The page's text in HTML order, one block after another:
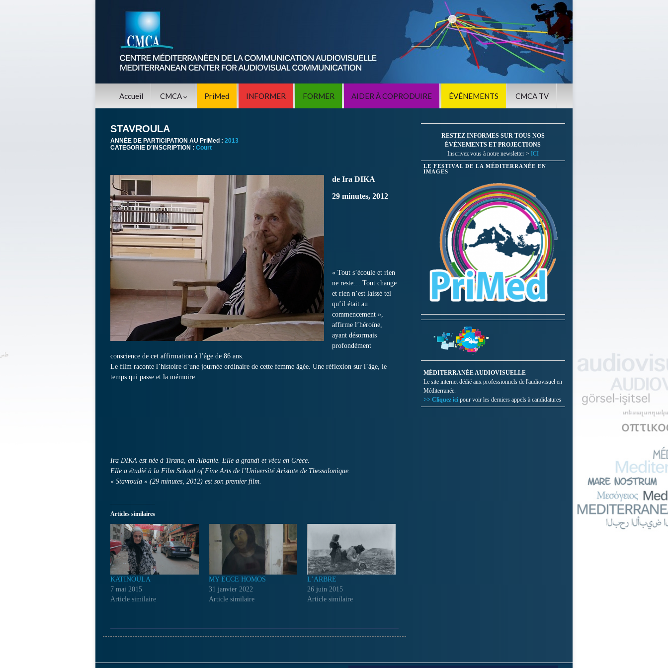
Accueil CMCA PriMed INFORMER FORMER AIDER À COPRODUIRE ÉVÉNEMENTS CMCA TV
STAVROULA
ANNÈE DE PARTICIPATION AU PriMed : 2013
CATEGORIE D'INSCRIPTION : Court
de Ira DIKA
29 minutes, 2012
« Tout s’écoule et rien
ne reste… Tout change
et rien n’est laissé tel
qu’il était au
commencement »,
affirme l’héroïne,
ayant désormais
profondément
conscience de cet affirmation à l’âge de 86 ans.
Le film raconte l’histoire d’une journée ordinaire de cette femme âgée. Une réflexion sur l’âge, le
temps qui passe et la mémoire.
Ira DIKA est née à Tirana, en Albanie. Elle a grandi et vécu en Grèce.
Elle a étudié à la Film School of Fine Arts de l’Université Aristote de Thessalonique.
« Stavroula » (29 minutes, 2012) est son premier film.
Articles similaires
KATINOULA
7 mai 2015
Article similaire
MY ECCE HOMOS
31 janvier 2022
Article similaire
L’ARBRE
26 juin 2015
Article similaire
RESTEZ INFORMES SUR TOUS NOS
ÉVÉNEMENTS ET PROJECTIONS
Inscrivez vous à notre newsletter > ICI
LE FESTIVAL DE LA MÉDITERRANÉE EN
IMAGES
MÉDITERRANÉE AUDIOVISUELLE
Le site internet dédié aux professionnels de l'audiovisuel en
Méditerranée.
>> Cliquez ici pour voir les derniers appels à candidatures